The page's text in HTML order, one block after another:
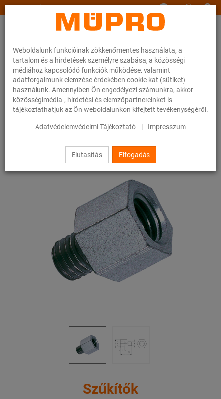
Weboldalunk funkcióinak zökkenőmentes használata, a
tartalom és a hirdetések személyre szabása, a közösségi
médiához kapcsolódó funkciók működése, valamint
adatforgalmunk elemzése érdekében cookie-kat (sütiket)
használunk. Amennyiben Ön engedélyezi számunkra, akkor
közösségimédia-, hirdetési és elemzőpartnereinket is
tájékoztathatjuk az Ön weboldalunkon kifejtett tevékenységéről.
Adatvédelemvédelmi Tájékoztató | Impresszum
Elutasítás Elfogadás
www.muepro.hu
Webáruhàz Rögzítéstechnika Szerelési anyagok Szűkítők
46 / 83
Szűkítők